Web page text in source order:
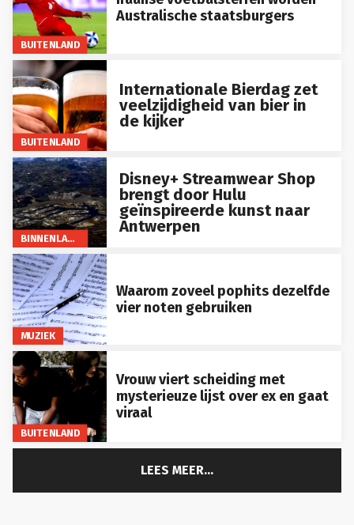
BUITENLAND
Australische staatsburgers
BUITENLAND
Internationale Bierdag zet
veelzijdigheid van bier in
de kijker
BINNENLAND
Disney+ Streamwear Shop
brengt door Hulu
geïnspireerde kunst naar
Antwerpen
MUZIEK
Waarom zoveel pophits dezelfde
vier noten gebruiken
BUITENLAND
Vrouw viert scheiding met
mysterieuze lijst over ex en gaat
viraal
LEES MEER...